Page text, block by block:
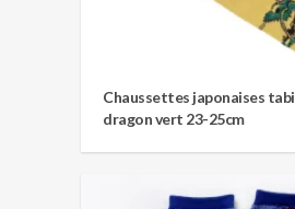
Chaussettes japonaises tabi
dragon vert 23-25cm